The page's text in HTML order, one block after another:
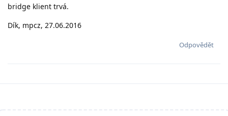
bridge klient trvá.
Dík, mpcz, 27.06.2016
Odpovědět